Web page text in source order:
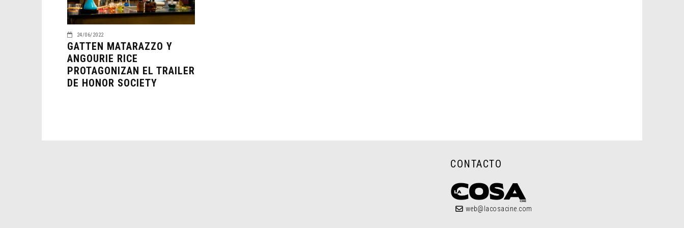
24/06/2022
GATTEN MATARAZZO Y
ANGOURIE RICE
PROTAGONIZAN EL TRAILER
DE HONOR SOCIETY
CONTACTO
web@lacosacine.com